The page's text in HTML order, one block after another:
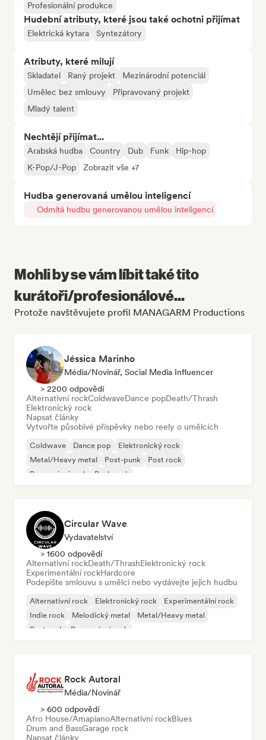
Profesionální produkce
Hudební atributy, které jsou také ochotni přijímat
Elektrická kytara Syntezátory
Atributy, které milují
Skladatel Raný projekt
Mezinárodní potenciál
Umělec bez smlouvy
Připravovaný projekt
Mladý talent
Nechtějí přijímat...
Arabská hudba Country Dub Funk
Hip-hop
K-Pop/J-Pop
Zobrazit vše +7
Hudba generovaná umělou inteligencí
Odmítá hudbu generovanou umělou inteligencí
Mohli by se vám líbit také tito
kurátoři/profesionálové...
Protože navštěvujete profil MANAGARM Productions
Jéssica Marinho
Média/novinář, Social Media Influencer
> 2200 odpovědí
Alternativní rockColdwaveDance popDeath/Thrash
Elektronický rock
Napsat články
Vytvořte působivé příspěvky nebo reely o umělcích
Coldwave Dance pop
Elektronický rock
Metal/Heavy metal
Post-punk
Post rock
Progresivní rock
Punk rock
Circular Wave
Vydavatelství
> 1600 odpovědí
Alternativní rockDeath/ThrashElektronický rock
Experimentální rockHardcore
Podepište smlouvu s umělci nebo vydávejte jejich hudbu
Alternativní rock Elektronický rock
Experimentální rock
Indie rock
Melodický metal
Metal/Heavy metal
Post rock
Progresivní rock
Rock Autoral
Média/novinář
> 600 odpovědí
Afro House/AmapianoAlternativní rockBlues
Drum and BassGarage rock
Napsat články